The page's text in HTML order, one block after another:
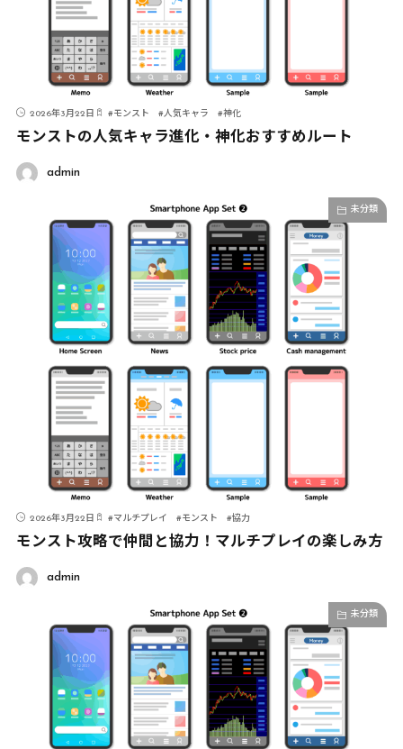
2026年3月22日 #モンスト #人気キャラ #神化
モンストの人気キャラ進化・神化おすすめルート
admin
未分類
2026年3月22日 #マルチプレイ #モンスト #協力
モンスト攻略で仲間と協力！マルチプレイの楽しみ方
admin
未分類